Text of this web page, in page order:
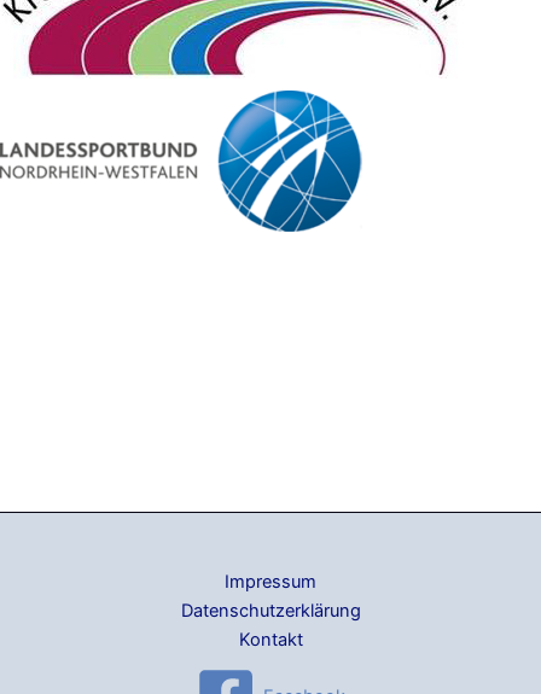
Impressum
Datenschutzerklärung
Kontakt